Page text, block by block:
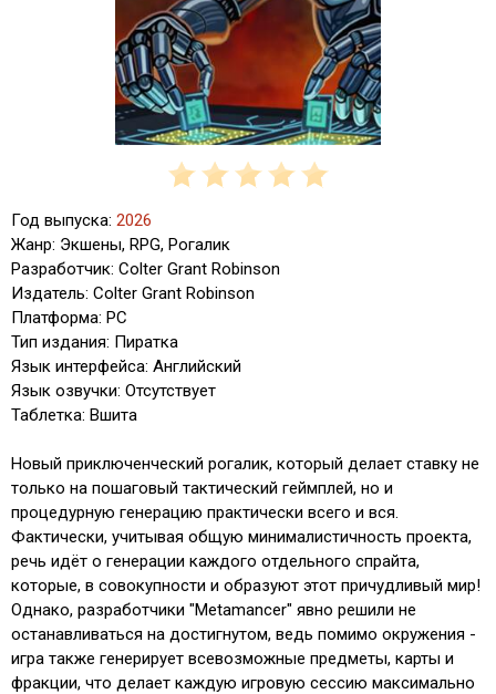
Год выпуска: 2026
Жанр: Экшены, RPG, Рогалик
Разработчик: Colter Grant Robinson
Издатель: Colter Grant Robinson
Платформа: PC
Тип издания: Пиратка
Язык интерфейса: Английский
Язык озвучки: Отсутствует
Таблетка: Вшита
Новый приключенческий рогалик, который делает ставку не
только на пошаговый тактический геймплей, но и
процедурную генерацию практически всего и вся.
Фактически, учитывая общую минималистичность проекта,
речь идёт о генерации каждого отдельного спрайта,
которые, в совокупности и образуют этот причудливый мир!
Однако, разработчики "Metamancer" явно решили не
останавливаться на достигнутом, ведь помимо окружения -
игра также генерирует всевозможные предметы, карты и
фракции, что делает каждую игровую сессию максимально